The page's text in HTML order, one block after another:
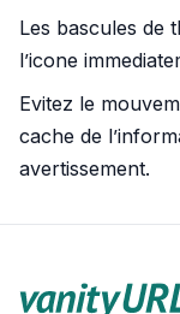
Les bascules de
l’icone
Evitez le
cache de
avertissement.